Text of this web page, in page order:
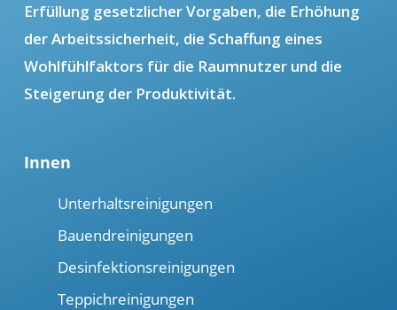
Erfüllung gesetzlicher Vorgaben, die Erhöhung
der Arbeitssicherheit, die Schaffung eines
Wohlfühlfaktors für die Raumnutzer und die
Steigerung der Produktivität.
Innen
Unterhaltsreinigungen
Bauendreinigungen
Desinfektionsreinigungen
Teppichreinigungen